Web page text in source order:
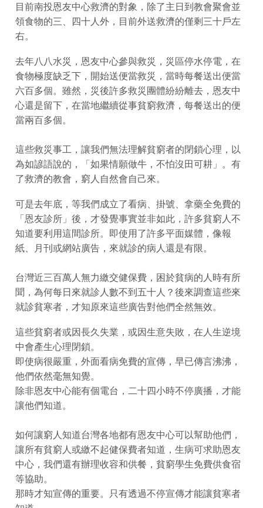
目前南投恩友中心救濟的對象，除了主日到教會聚會並
領食物的三、四十人外，目前外送救濟的僅剩三十戶左
右。
去年八八水災，恩友中心參與救災，災區停水停電，在
食物極度缺乏下，開始送便當救災，當時每餐送出便當
六百多個。雖然，災後許多救災團體紛紛離去，恩友中
心還是留下，在當地繼續從事貧窮救濟，每餐送出的便
當兩百多個。
這些救災事工，讓我們無法理解貧窮者的閉鎖心理，以
為如諺語說的，「如果情願做牛，不怕沒田可耕」。有
了救濟的教會，窮人自然會自己來。
可是去年底，等我們成立了看病、掛號、拿藥全免費的
「恩友診所」後，才發覺事實並非如此，許多貧窮人不
知道要利用這間診所。即使用了許多平面媒體，像報
紙、月刊或網站廣告，來就診的病人還是有限。
台灣近三百萬人無力繳交健保費，困於貧病的人時有所
聞，為何每日來就診人數不到五十人？後來調查這些來
就診貧寒者，才知原來這些廣告對他們全然無效。
這些貧窮者或因長久失業，或因生意失敗，在人生逆境
中會產生心理閉鎖。
即使病很嚴重，外面看病免費的宣傳，早已傳言沸沸，
他們依然毫無知覺。
除非恩友中心能有個電台，二十四小時不停廣播，才能
讓他們知道。
如何讓窮人知道台灣各地都有恩友中心可以幫助他們，
讓所有貧窮人或繳不起健保費者知道，生病可求助恩友
中心，我們還有辦理收容和供餐，貧窮學生免費供食宿
等協助。
那時才知宣傳的重要。只有透過不停宣傳才能讓貧寒者